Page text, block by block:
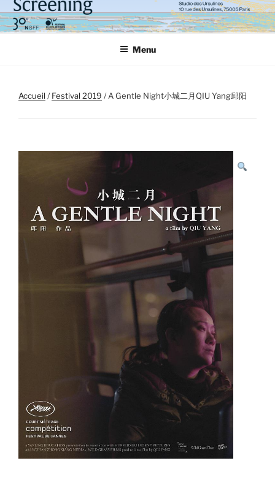
Aller
au
contenu
Menu
Accueil/Festival 2019 / A Gentle Night小城二月QIU Yang邱阳